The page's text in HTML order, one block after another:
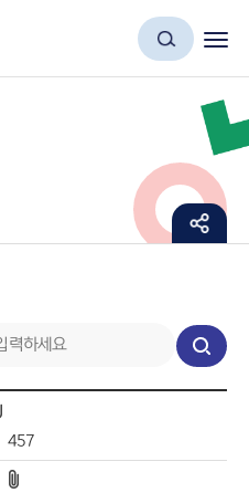
검
색
457